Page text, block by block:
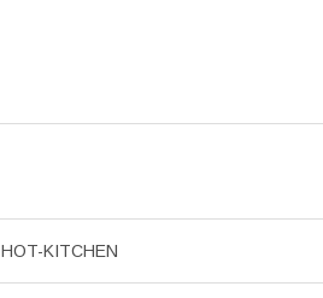
HOT-KITCHEN